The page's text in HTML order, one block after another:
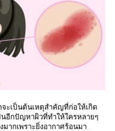
ะเป็นต้นเหตุสำคัญที่ก่อให้เกิด
อีกปัญหาผิวที่ทำให้ใครหลายๆ
ากเพราะยิ่งอากาศร้อนมา